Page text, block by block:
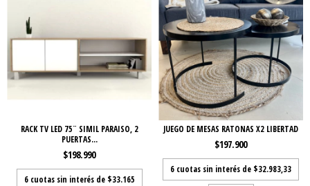
RACK TV LED 75¨ SIMIL PARAISO, 2
PUERTAS...
$198.990
6 cuotas sin interés de $33.165
JUEGO DE MESAS RATONAS X2 LIBERTAD
$197.900
6 cuotas sin interés de $32.983,33